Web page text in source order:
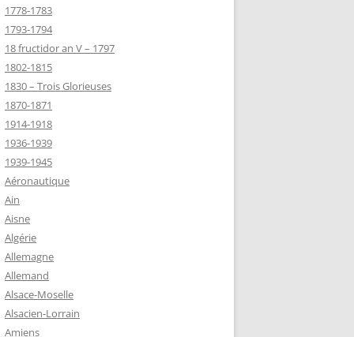
MARIE
SUR-
DU CLION-
1944)
1778-1783
1793-1794
18 fructidor an V – 1797
1802-1815
1830 – Trois Glorieuses
1870-1871
1914-1918
1936-1939
1939-1945
Aéronautique
Ain
Aisne
Algérie
Allemagne
Allemand
Alsace-Moselle
Alsacien-Lorrain
Amiens